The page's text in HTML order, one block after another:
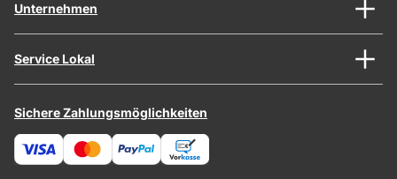
Unternehmen
Service Lokal
Sichere Zahlungsmöglichkeiten